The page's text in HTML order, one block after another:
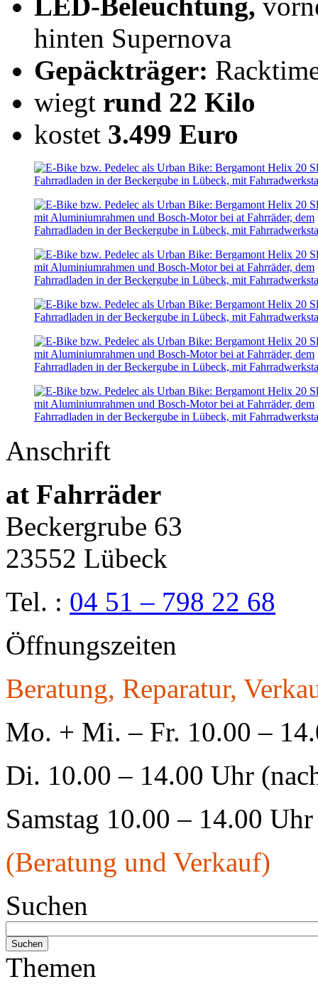
hinten Supernova
Gepäckträger:
wiegt rund 22 Kilo
kostet 3.499 Euro
Anschrift
at Fahrräder
Beckergrube 63
23552 Lübeck
Tel. : 04 51 – 798 22 68
Öffnungszeiten
Beratung, Reparatur,
Mo. + Mi. – Fr. 10.00 –
Di. 10.00 – 14.00 Uhr
Samstag 10.00 – 14.00 Uhr
(Beratung und Verkauf)
Suchen
Themen